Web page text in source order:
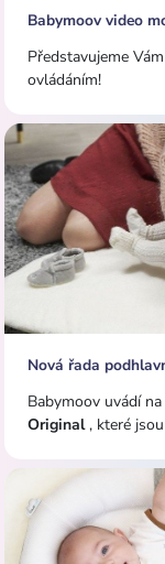
Babymoov video
Představujeme
ovládáním!
Nová řada
Babymoov uvádí
Original, které jsou